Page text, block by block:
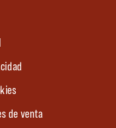
de venta